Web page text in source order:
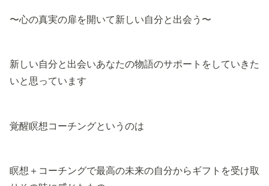
〜心の真実の扉を開いて新しい自分と出会う〜
新しい自分と出会いあなたの物語のサポートをしていきた
いと思っています
覚醒瞑想コーチングというのは
瞑想＋コーチングで最高の未来の自分からギフトを受け取